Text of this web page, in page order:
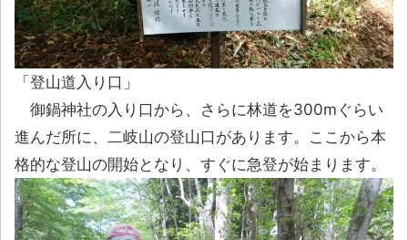
「登山道入り口」
御鍋神社の入り口から、さらに林道を300mぐらい
進んだ所に、二岐山の登山口があります。ここから本
格的な登山の開始となり、すぐに急登が始まります。